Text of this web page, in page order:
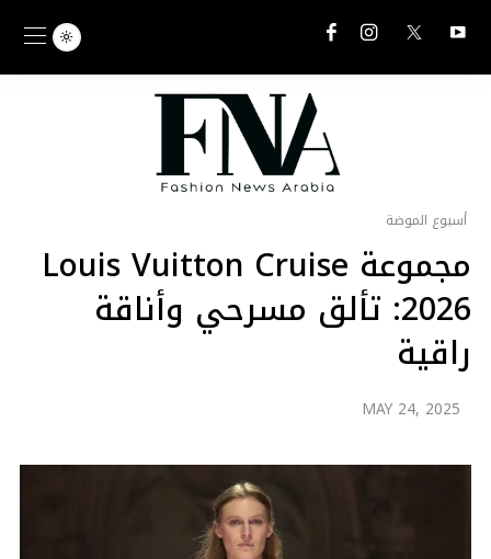
أسبوع الموضة
مجموعة Louis Vuitton Cruise
2026: تألق مسرحي وأناقة
راقية
MAY 24, 2025